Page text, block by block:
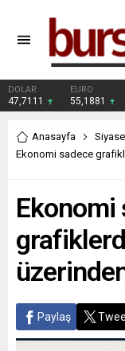
DOLAR
47,7111
EURO
55,1881
Anasayfa
Ekonomi sadece
Ekonomi
Paylaş